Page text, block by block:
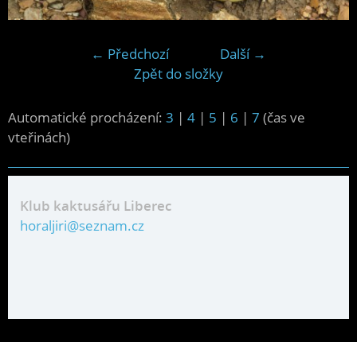
← Předchozí
Další →
Zpět do složky
Automatické procházení: 3 | 4 | 5 | 6 | 7 (čas ve
vteřinách)
Klub kaktusářu Liberec
horaljiri@seznam.cz